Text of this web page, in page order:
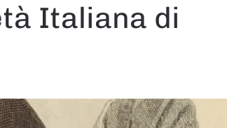
Italiana di